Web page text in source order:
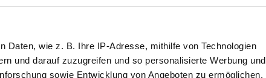
Daten, wie z. B. Ihre IP-Adresse, mithilfe von Technologien
und darauf zuzugreifen und so personalisierte Werbung und
sowie Entwicklung von Angeboten zu ermöglichen.
PC mit RTX 5070 Ti!!
die Chance, bei unserem Gewinnspiel einen MSI Gaming-PC zu
den Zusammenbau, die Spiele-Benchmarks und den